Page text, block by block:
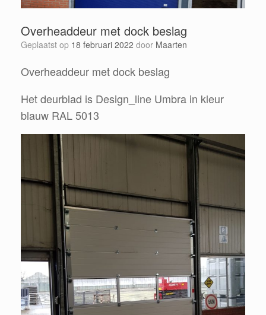
Overheaddeur met dock beslag
Geplaatst op 18 februari 2022 door Maarten
Overheaddeur met dock beslag
Het deurblad is Design_line Umbra in kleur
blauw RAL 5013